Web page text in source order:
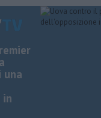
una
in